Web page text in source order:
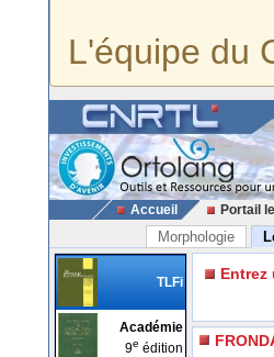
L'équipe du
Accueil Portail
Morphologie
TLFi
Académie
9e édition
Entrez